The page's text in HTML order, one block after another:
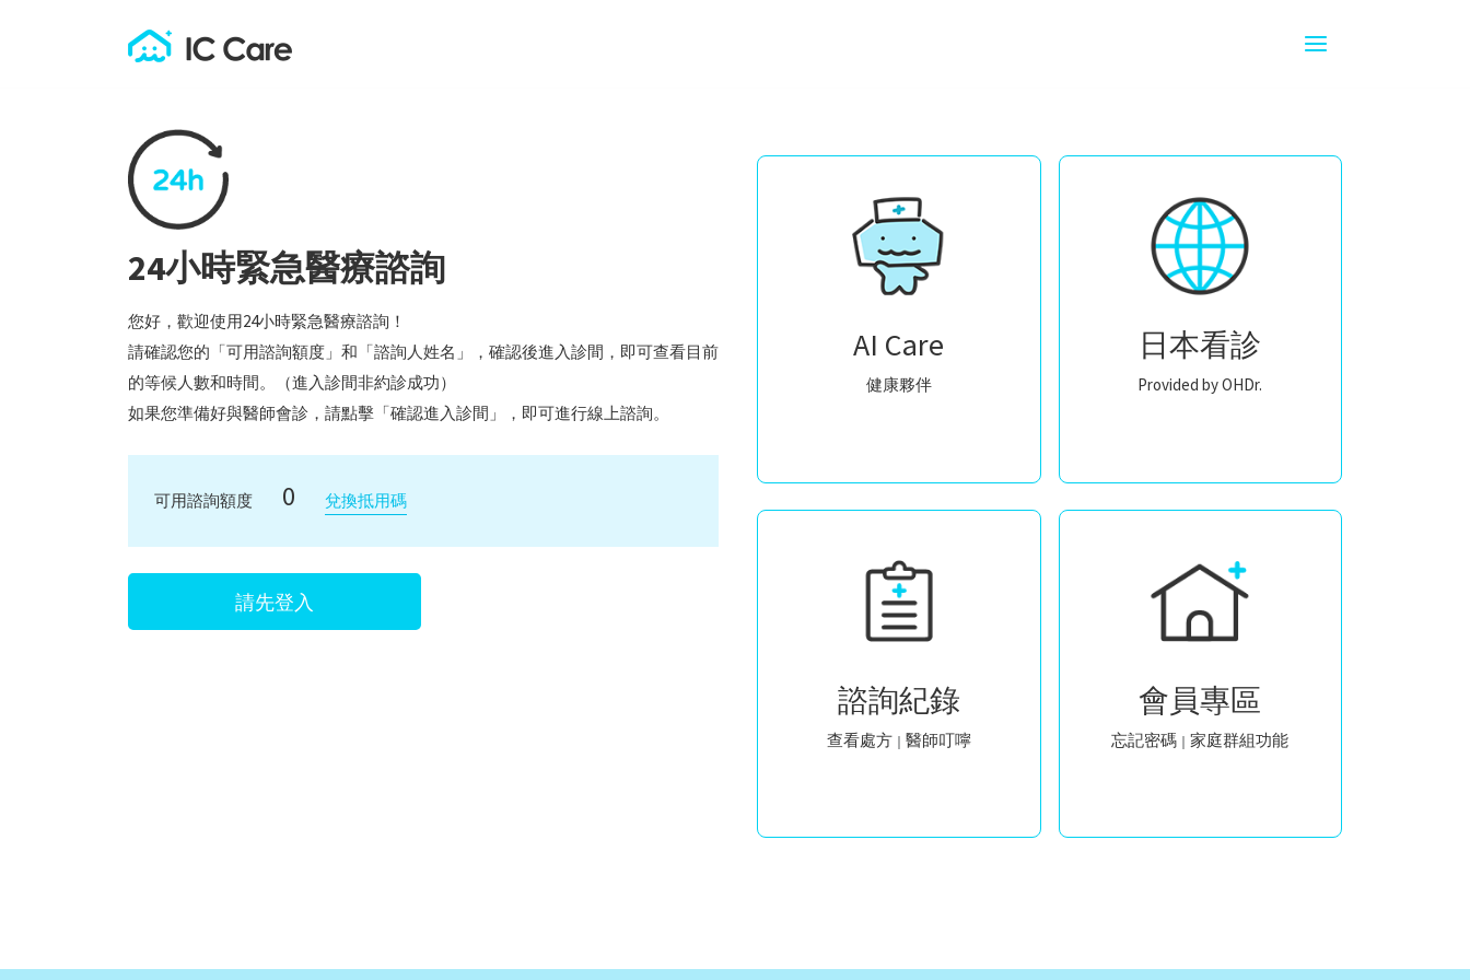
24小時緊急醫療諮詢
您好，歡迎使用24小時緊急醫療諮詢！
請確認您的「可用諮詢額度」和「諮詢人姓名」，確認後進入診間，即可查看目前
的等候人數和時間。（進入診間非約診成功）
如果您準備好與醫師會診，請點擊「確認進入診間」，即可進行線上諮詢。
可用諮詢額度 0 兌換抵用碼
請先登入
AI Care
健康夥伴
日本看診
Provided by OHDr.
諮詢紀錄
查看處方｜ 醫師叮嚀
會員專區
忘記密碼 ｜家庭群組功能